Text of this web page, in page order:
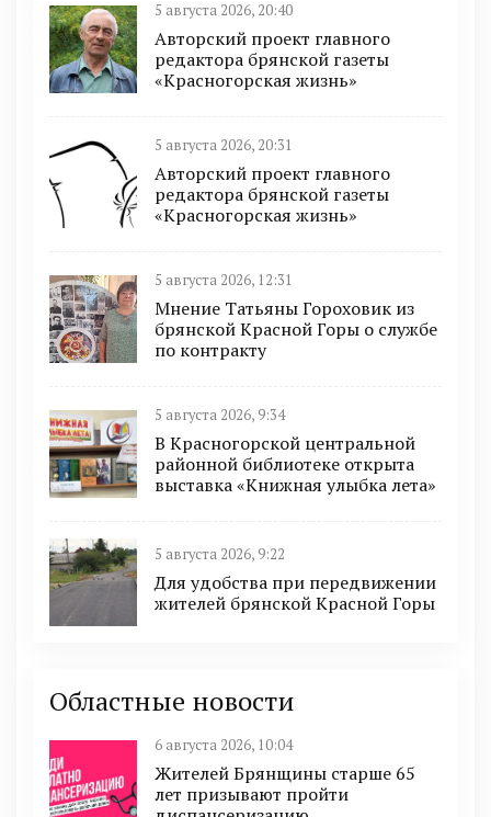
5 августа 2026, 20:40
Авторский проект главного
редактора брянской газеты
«Красногорская жизнь»
5 августа 2026, 20:31
Авторский проект главного
редактора брянской газеты
«Красногорская жизнь»
5 августа 2026, 12:31
Мнение Татьяны Гороховик из
брянской Красной Горы о службе
по контракту
5 августа 2026, 9:34
В Красногорской центральной
районной библиотеке открыта
выставка «Книжная улыбка лета»
5 августа 2026, 9:22
Для удобства при передвижении
жителей брянской Красной Горы
Областные новости
6 августа 2026, 10:04
Жителей Брянщины старше 65
лет призывают пройти